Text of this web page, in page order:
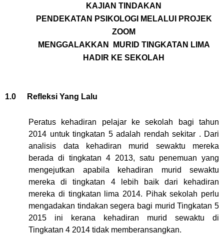
KAJIAN TINDAKAN
PENDEKATAN PSIKOLOGI MELALUI PROJEK
ZOOM
MENGGALAKKAN MURID TINGKATAN LIMA
HADIR KE SEKOLAH
1.0 Refleksi Yang Lalu
Peratus kehadiran pelajar ke sekolah bagi tahun
2014 untuk tingkatan 5 adalah rendah sekitar . Dari
analisis data kehadiran murid sewaktu mereka
berada di tingkatan 4 2013, satu penemuan yang
mengejutkan apabila kehadiran murid sewaktu
mereka di tingkatan 4 lebih baik dari kehadiran
mereka di tingkatan lima 2014. Pihak sekolah perlu
mengadakan tindakan segera bagi murid Tingkatan 5
2015 ini kerana kehadiran murid sewaktu di
Tingkatan 4 2014 tidak memberansangkan.